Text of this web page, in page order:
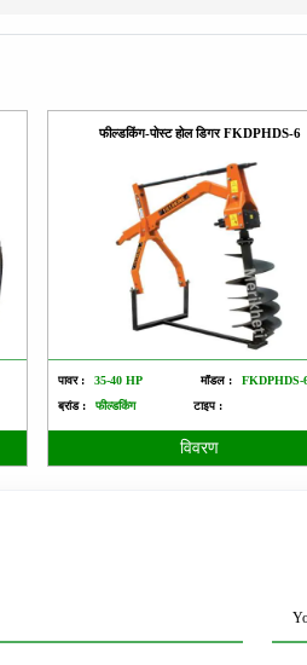
फील्डकिंग-पोस्ट होल डिगर FKDPHDS-6
पावर : 35-40 HP मॉडल :
FKDPHDS-
ब्रांड :
फील्डकिंग टाइप :
विवरण